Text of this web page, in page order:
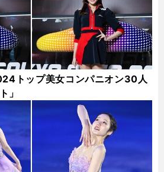
トップ美女コンパニオン30人
」